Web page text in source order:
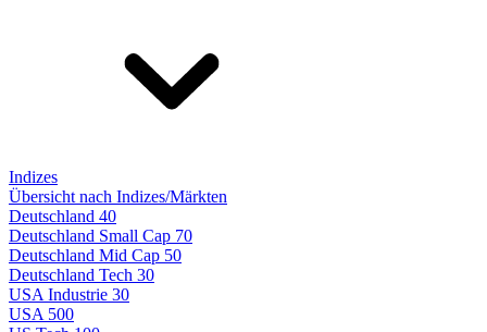
Indizes
Übersicht nach Indizes/Märkten
Deutschland 40
Deutschland Small Cap 70
Deutschland Mid Cap 50
Deutschland Tech 30
USA Industrie 30
USA 500